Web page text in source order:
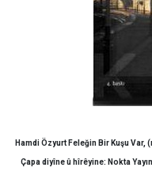
Hamdi Özyurt Feleğin Bir Kuşu Var,
Çapa diyîne û hîrêyine: Nokta